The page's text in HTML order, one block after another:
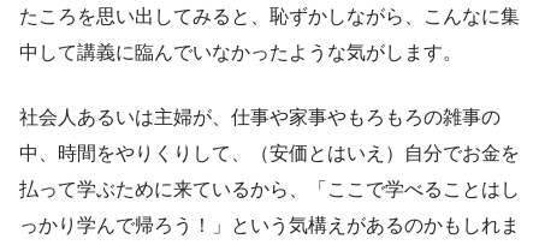
たころを思い出してみると、恥ずかしながら、こんなに集
中して講義に臨んでいなかったような気がします。
社会人あるいは主婦が、仕事や家事やもろもろの雑事の
中、時間をやりくりして、（安価とはいえ）自分でお金を
払って学ぶために来ているから、「ここで学べることはし
っかり学んで帰ろう！」という気構えがあるのかもしれま